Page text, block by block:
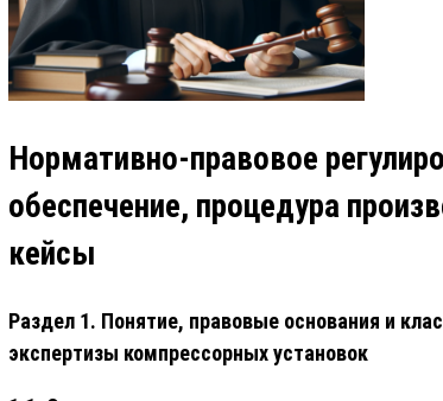
Нормативно-правовое
обеспечение, процедура
кейсы
Раздел 1. Понятие, правовые основания и
экспертизы компрессорных установок